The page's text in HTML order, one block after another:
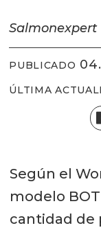
Salmonexpert
PUBLICADO
ÚLTIMA
Según el
modelo
cantidad de